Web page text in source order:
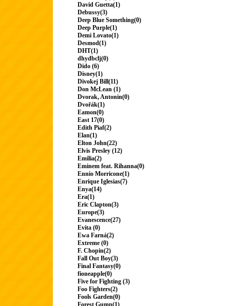
David Guetta(1)
Debussy(3)
Deep Blue Something(0)
Deep Purple(1)
Demi Lovato(1)
Desmod(1)
DHT(1)
dhydbclj(0)
Dido (6)
Disney(1)
Divokej Bill(11)
Don McLean (1)
Dvorak, Antonin(0)
Dvořák(1)
Eamon(0)
East 17(0)
Edith Piaf(2)
Elan(1)
Elton John(22)
Elvis Presley (12)
Emilia(2)
Eminem feat. Rihanna(0)
Ennio Morricone(1)
Enrique Iglesias(7)
Enya(14)
Era(1)
Eric Clapton(3)
Europe(3)
Evanescence(27)
Evita (0)
Ewa Farná(2)
Extreme (0)
F. Chopin(2)
Fall Out Boy(3)
Final Fantasy(0)
fioneapple(0)
Five for Fighting (3)
Foo Fighters(2)
Fools Garden(0)
Forest Gump(1)